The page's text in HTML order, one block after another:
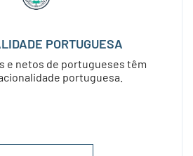
PORTUGUESA
e netos de portugueses têm
portuguesa.